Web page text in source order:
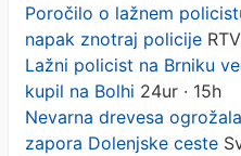
Poročilo o lažnem
napak znotraj policije
Lažni policist na Brniku
kupil na Bolhi 24ur · 15h
Nevarna drevesa
zapora Dolenjske ceste